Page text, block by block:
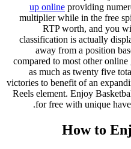
up online
multiplier while in
RTP worth,
classification is
away from a
compared to most
as much as
victories to benefit of
Reels element. Enjoy
for free with
How